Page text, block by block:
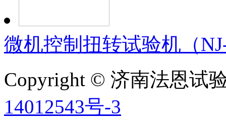
微机控制扭转试验机（
Copyright © 济南法恩试
14012543号-3